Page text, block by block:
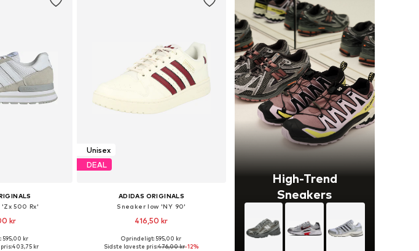
500 Rx'
kr
størrelser
595,00 kr
403,75 kr
Unisex
DEAL
ADIDAS ORIGINALS
Sneaker low 'NY 90'
416,50 kr
Fås i mange størrelser
Oprindeligt: 595,00 kr
Sidste laveste pris:476,00 kr-12%
High-Trend
Sneakers